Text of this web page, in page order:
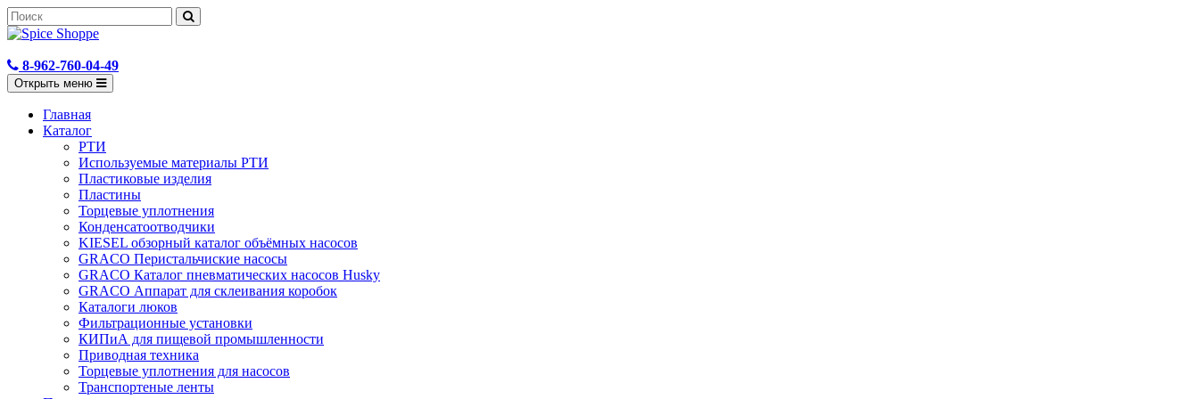
8-962-760-04-49
Открыть меню
Главная
Каталог
РТИ
Используемые материалы РТИ
Пластиковые изделия
Пластины
Торцевые уплотнения
Конденсатоотводчики
KIESEL обзорный каталог объёмных насосов
GRACO Перистальчиские насосы
GRACO Каталог пневматических насосов Husky
GRACO Аппарат для склеивания коробок
Каталоги люков
Фильтрационные установки
КИПиА для пищевой промышленности
Приводная техника
Торцевые уплотнения для насосов
Транспортеные ленты